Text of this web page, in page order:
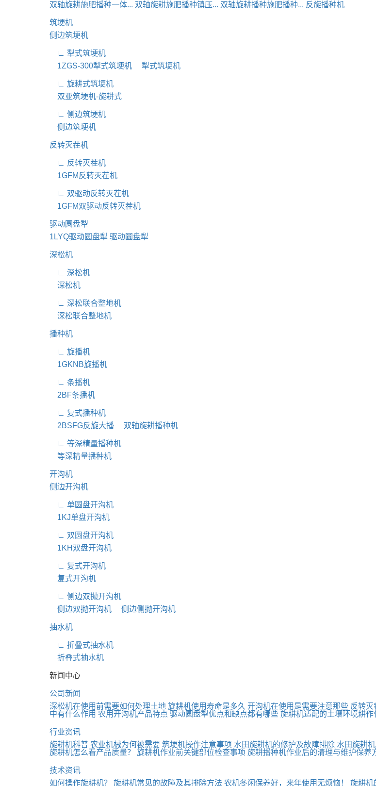
双轴旋耕施肥播种一体... 双轴旋耕施肥播种镇压... 双轴旋耕播种施肥播种... 反旋播种机
筑埂机
侧边筑埂机
∟ 犁式筑埂机
1ZGS-300犁式筑埂机
犁式筑埂机
∟ 旋耕式筑埂机
双亚筑埂机-旋耕式
∟ 侧边筑埂机
侧边筑埂机
反转灭茬机
∟ 反转灭茬机
1GFM反转灭茬机
∟ 双驱动反转灭茬机
1GFM双驱动反转灭茬机
驱动圆盘犁
1LYQ驱动圆盘犁 驱动圆盘犁
深松机
∟ 深松机
深松机
∟ 深松联合整地机
深松联合整地机
播种机
∟ 旋播机
1GKNB旋播机
∟ 条播机
2BF条播机
∟ 复式播种机
2BSFG反旋大播
双轴旋耕播种机
∟ 等深精量播种机
等深精量播种机
开沟机
侧边开沟机
∟ 单圆盘开沟机
1KJ单盘开沟机
∟ 双圆盘开沟机
1KH双盘开沟机
∟ 复式开沟机
复式开沟机
∟ 侧边双抛开沟机
侧边双抛开沟机
侧边侧抛开沟机
抽水机
∟ 折叠式抽水机
折叠式抽水机
新闻中心
公司新闻
深松机在使用前需要如何处理土地 旋耕机使用寿命是多久 开沟机在使用是需要注意那些 反转灭
中有什么作用 农用开沟机产品特点 驱动圆盘犁优点和缺点都有哪些 旋耕机适配的土壤环境耕作
行业资讯
旋耕机科普 农业机械为何被需要 筑埂机操作注意事项 水田旋耕机的修护及故障排除 水田旋耕
旋耕机怎么看产品质量？
旋耕机作业前关键部位检查事项 旋耕播种机作业后的清理与维护保养
技术资讯
如何操作旋耕机？
旋耕机常见的故障及其排除方法 农机冬闲保养好，来年使用无烦恼！ 旋耕机